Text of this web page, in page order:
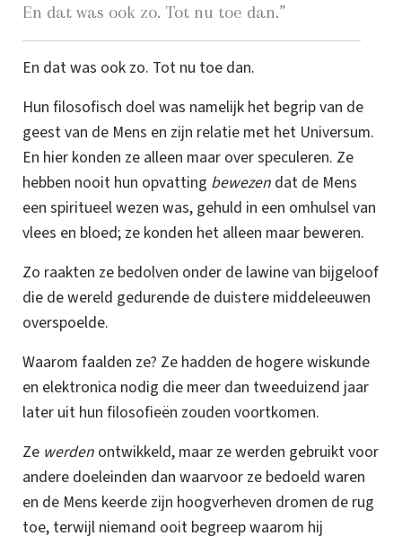
En dat was ook zo. Tot nu toe dan.”
En dat was ook zo. Tot nu toe dan.
Hun filosofisch doel was namelijk het begrip van de
geest van de Mens en zijn relatie met het Universum.
En hier konden ze alleen maar over speculeren. Ze
hebben nooit hun opvatting bewezen dat de Mens
een spiritueel wezen was, gehuld in een omhulsel van
vlees en bloed; ze konden het alleen maar beweren.
Zo raakten ze bedolven onder de lawine van bijgeloof
die de wereld gedurende de duistere middeleeuwen
overspoelde.
Waarom faalden ze? Ze hadden de hogere wiskunde
en elektronica nodig die meer dan tweeduizend jaar
later uit hun filosofieën zouden voortkomen.
Ze werden ontwikkeld, maar ze werden gebruikt voor
andere doeleinden dan waarvoor ze bedoeld waren
en de Mens keerde zijn hoogverheven dromen de rug
toe, terwijl niemand ooit begreep waarom hij